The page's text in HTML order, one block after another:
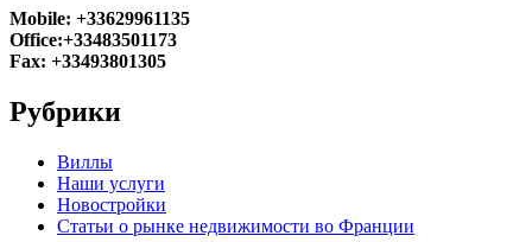
Mobile: +33629961135
Office:+33483501173
Fax: +33493801305
Рубрики
Виллы
Наши услуги
Новостройки
Статьи о рынке недвижимости во Франции